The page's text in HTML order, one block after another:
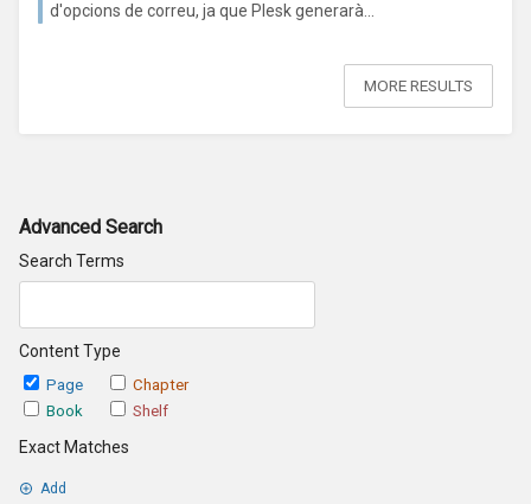
Advanced Search
Search Terms
Content Type
Page
Chapter
Book
Shelf
Exact Matches
Add
d'opcions de correu, ja que Plesk generarà...
MORE RESULTS